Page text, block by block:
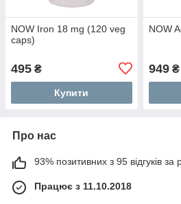
NOW Iron 18 mg (120 veg
caps)
495 ₴
Купити
NOW
949₴
Про нас
93% позитивних з 95 відгуків за
Працює з 11.10.2018